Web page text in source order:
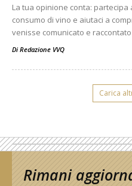
La tua opinione conta:
consumo di vino e aiutaci a
venisse comunicato e raccontato
Di Redazione VVQ
Carica
Rimani